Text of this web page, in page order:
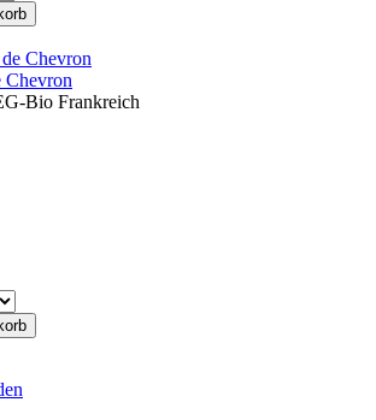
Chevron
Bio Frankreich